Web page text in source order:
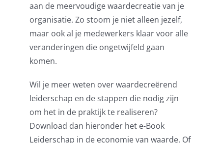
aan de meervoudige waardecreatie van je
organisatie. Zo stoom je niet alleen jezelf,
maar ook al je medewerkers klaar voor alle
veranderingen die ongetwijfeld gaan
komen.
Wil je meer weten over waardecreërend
leiderschap en de stappen die nodig zijn
om het in de praktijk te realiseren?
Download dan hieronder het e-Book
Leiderschap in de economie van waarde. Of